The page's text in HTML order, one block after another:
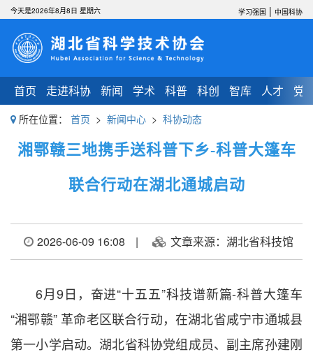
首页 走进科协 新闻 学术 科普 科创 智库 人才 党
今天是2026年8月8日 星期六 学习强国 | 中国科协
所在位置： 首页 > 新闻中心 > 科协动态
湘鄂赣三地携手送科普下乡-科普大篷车
联合行动在湖北通城启动
2026-06-09 16:08 | 文章来源：湖北省科技馆
6月9日，奋进“十五五”科技谱新篇-科普大篷车
“湘鄂赣” 革命老区联合行动，在湖北省咸宁市通城县
第一小学启动。湖北省科协党组成员、副主席孙建刚